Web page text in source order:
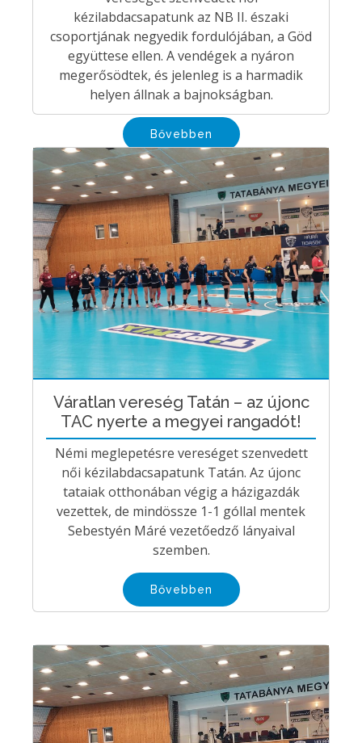
kézilabdacsapatunk az NB II. északi
csoportjának negyedik fordulójában, a Göd
együttese ellen. A vendégek a nyáron
megerősödtek, és jelenleg is a harmadik
helyen állnak a bajnokságban.
Bővebben
Váratlan vereség Tatán – az újonc
TAC nyerte a megyei rangadót!
Némi meglepetésre vereséget szenvedett
női kézilabdacsapatunk Tatán. Az újonc
tataiak otthonában végig a házigazdák
vezettek, de mindössze 1-1 góllal mentek
Sebestyén Máré vezetőedző lányaival
szemben.
Bővebben